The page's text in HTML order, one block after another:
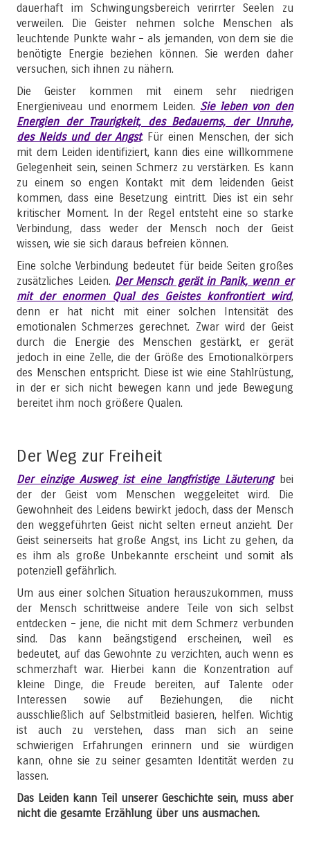
dauerhaft im Schwingungsbereich verirrter Seelen zu
verweilen. Die Geister nehmen solche Menschen als
leuchtende Punkte wahr – als jemanden, von dem sie die
benötigte Energie beziehen können. Sie werden daher
versuchen, sich ihnen zu nähern.
Die Geister kommen mit einem sehr niedrigen
Energieniveau und enormem Leiden. Sie leben von den
Energien der Traurigkeit, des Bedauerns, der Unruhe,
des Neids und der Angst. Für einen Menschen, der sich
mit dem Leiden identifiziert, kann dies eine willkommene
Gelegenheit sein, seinen Schmerz zu verstärken. Es kann
zu einem so engen Kontakt mit dem leidenden Geist
kommen, dass eine Besetzung eintritt. Dies ist ein sehr
kritischer Moment. In der Regel entsteht eine so starke
Verbindung, dass weder der Mensch noch der Geist
wissen, wie sie sich daraus befreien können.
Eine solche Verbindung bedeutet für beide Seiten großes
zusätzliches Leiden. Der Mensch gerät in Panik, wenn er
mit der enormen Qual des Geistes konfrontiert wird,
denn er hat nicht mit einer solchen Intensität des
emotionalen Schmerzes gerechnet. Zwar wird der Geist
durch die Energie des Menschen gestärkt, er gerät
jedoch in eine Zelle, die der Größe des Emotionalkörpers
des Menschen entspricht. Diese ist wie eine Stahlrüstung,
in der er sich nicht bewegen kann und jede Bewegung
bereitet ihm noch größere Qualen.
Der Weg zur Freiheit
Der einzige Ausweg ist eine langfristige Läuterungbei
der der Geist vom Menschen weggeleitet wird. Die
Gewohnheit des Leidens bewirkt jedoch, dass der Mensch
den weggeführten Geist nicht selten erneut anzieht. Der
Geist seinerseits hat große Angst, ins Licht zu gehen, da
es ihm als große Unbekannte erscheint und somit als
potenziell gefährlich.
Um aus einer solchen Situation herauszukommen, muss
der Mensch schrittweise andere Teile von sich selbst
entdecken – jene, die nicht mit dem Schmerz verbunden
sind. Das kann beängstigend erscheinen, weil es
bedeutet, auf das Gewohnte zu verzichten, auch wenn es
schmerzhaft war. Hierbei kann die Konzentration auf
kleine Dinge, die Freude bereiten, auf Talente oder
Interessen sowie auf Beziehungen, die nicht
ausschließlich auf Selbstmitleid basieren, helfen. Wichtig
ist auch zu verstehen, dass man sich an seine
schwierigen Erfahrungen erinnern und sie würdigen
kann, ohne sie zu seiner gesamten Identität werden zu
lassen.
Das Leiden kann Teil unserer Geschichte sein, muss aber
nicht die gesamte Erzählung über uns ausmachen.